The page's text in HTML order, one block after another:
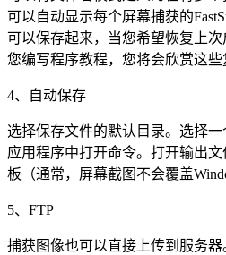
可以自动显示每个屏幕捕获的
可以保存起来，当您希望恢复上
您编写程序教程，您将会欣赏这些
4、自动保存
选择保存文件的默认目录。选择
应用程序中打开命令。打开输出
板（通常，屏幕截图不会覆盖
5、FTP
捕获图像也可以直接上传到服务